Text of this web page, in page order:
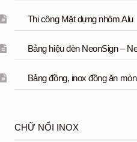
Thi công Mặt dựng nhôm Alu
Bảng hiệu đèn NeonSign –
Bảng đồng, inox đồng ăn
CHỮ NỔI INOX